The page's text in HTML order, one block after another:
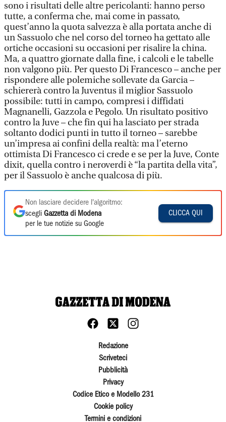
sono i risultati delle altre pericolanti: hanno perso
tutte, a conferma che, mai come in passato,
quest’anno la quota salvezza è alla portata anche di
un Sassuolo che nel corso del torneo ha gettato alle
ortiche occasioni su occasioni per risalire la china.
Ma, a quattro giornate dalla fine, i calcoli e le tabelle
non valgono più. Per questo Di Francesco – anche per
rispondere alle polemiche sollevate da Garcia –
schiererà contro la Juventus il miglior Sassuolo
possibile: tutti in campo, compresi i diffidati
Magnanelli, Gazzola e Pegolo. Un risultato positivo
contro la Juve – che fin qui ha lasciato per strada
soltanto dodici punti in tutto il torneo – sarebbe
un’impresa ai confini della realtà: ma l’eterno
ottimista Di Francesco ci crede e se per la Juve, Conte
dixit, quella contro i neroverdi è “la partita della vita”,
per il Sassuolo è anche qualcosa di più.
Non lasciare decidere l'algoritmo:
scegli Gazzetta di Modena
per le tue notizie su Google
CLICCA QUI
Redazione
Scriveteci
Pubblicità
Privacy
Codice Etico e Modello 231
Cookie policy
Termini e condizioni